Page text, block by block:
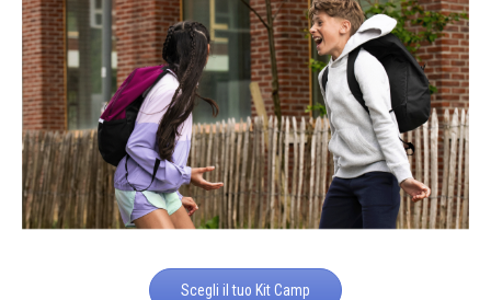
Scegli il tuo Kit Camp